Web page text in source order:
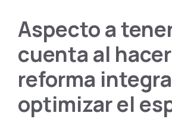
Aspecto a
cuenta al
reforma
optimizar el